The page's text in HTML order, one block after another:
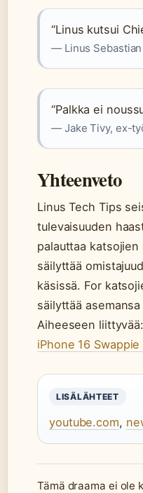
“Linus kutsui
— Linus Sebastian
“Palkka ei
— Jake Tivy, ex-
Yhteenveto
Linus Tech Tips
tulevaisuuden
palauttaa katsojien
säilyttää
käsissä. For
säilyttää
Aiheeseen liittyvää:
iPhone 16
LISÄLÄHTEET
youtube.com,
Tämä draama ei ole